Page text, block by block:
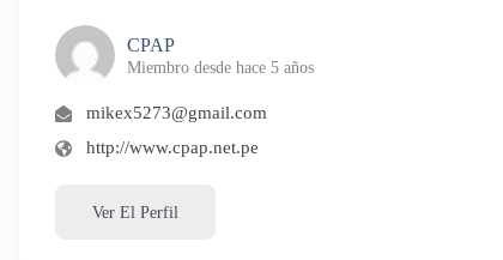
CPAP
Miembro desde hace 5 años
mikex5273@gmail.com
http://www.cpap.net.pe
Ver El Perfil